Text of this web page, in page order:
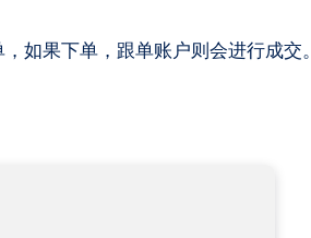
如果下单，跟单账户则会进行成交。